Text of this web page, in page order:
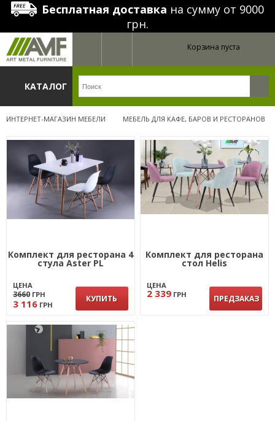
Бесплатная доставка на сумму от 9000
грн.
Корзина пуста
КАТАЛОГ
ИНТЕРНЕТ-МАГАЗИН МЕБЕЛИ МЕБЕЛЬ ДЛЯ КАФЕ, БАРОВ И РЕСТОРАНОВ
Комплект для ресторана 4
стула Aster PL
ЦЕНА
3660 ГРН
3 116 ГРН
КУПИТЬ
Комплект для ресторана
стол Helis
ЦЕНА
2 339 ГРН ПРЕДЗАКАЗ